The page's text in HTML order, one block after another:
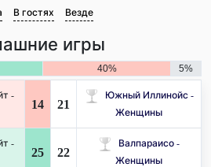
В гостях Везде
игры
40% 5%
-
14 21
Южный Иллинойс -
Женщины
-
25 22
Валпараисо -
Женщины